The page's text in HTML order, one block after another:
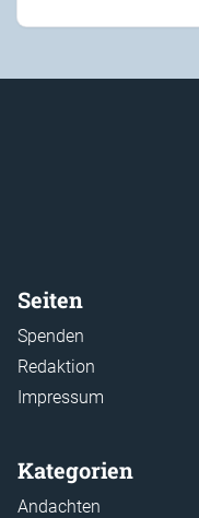
Seiten
Spenden
Redaktion
Impressum
Kategorien
Andachten